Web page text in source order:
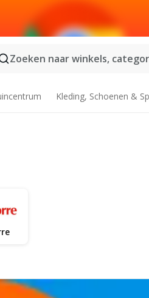
Zoeken naar winkels,
Kleding, Schoenen &